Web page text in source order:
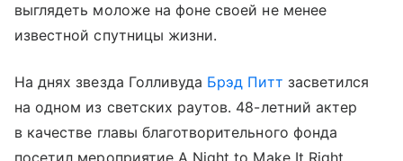
выглядеть моложе на фоне своей не менее
известной спутницы жизни.
На днях звезда Голливуда Брэд Питт засветился
на одном из светских раутов. 48-летний актер
в качестве главы благотворительного фонда
посетил мероприятие A Night to Make It Right